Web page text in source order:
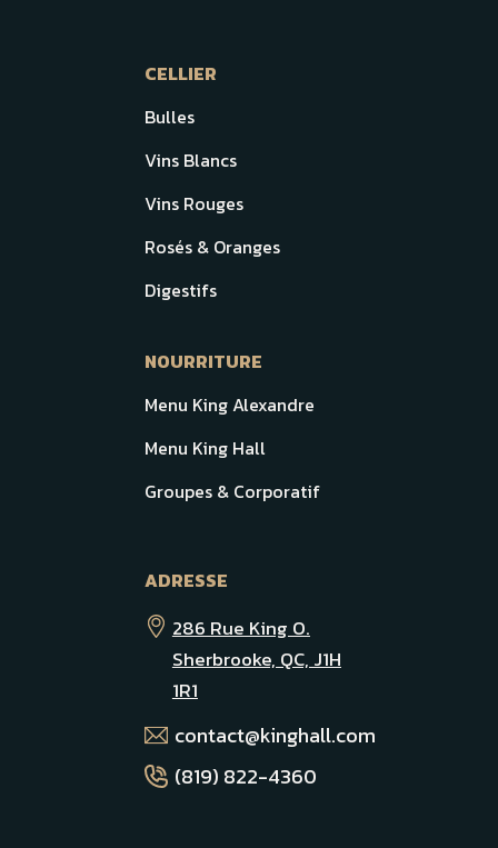
CELLIER
Bulles
Vins Blancs
Vins Rouges
Rosés & Oranges
Digestifs
NOURRITURE
Menu King Alexandre
Menu King Hall
Groupes & Corporatif
ADRESSE
286 Rue King O.
Sherbrooke, QC, J1H
1R1
contact@kinghall.com
(819) 822-4360